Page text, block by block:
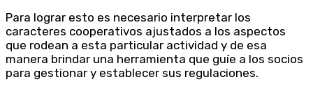
Para lograr esto es necesario interpretar los
caracteres cooperativos ajustados a los aspectos
que rodean a esta particular actividad y de esa
manera brindar una herramienta que guíe a los socios
para gestionar y establecer sus regulaciones.